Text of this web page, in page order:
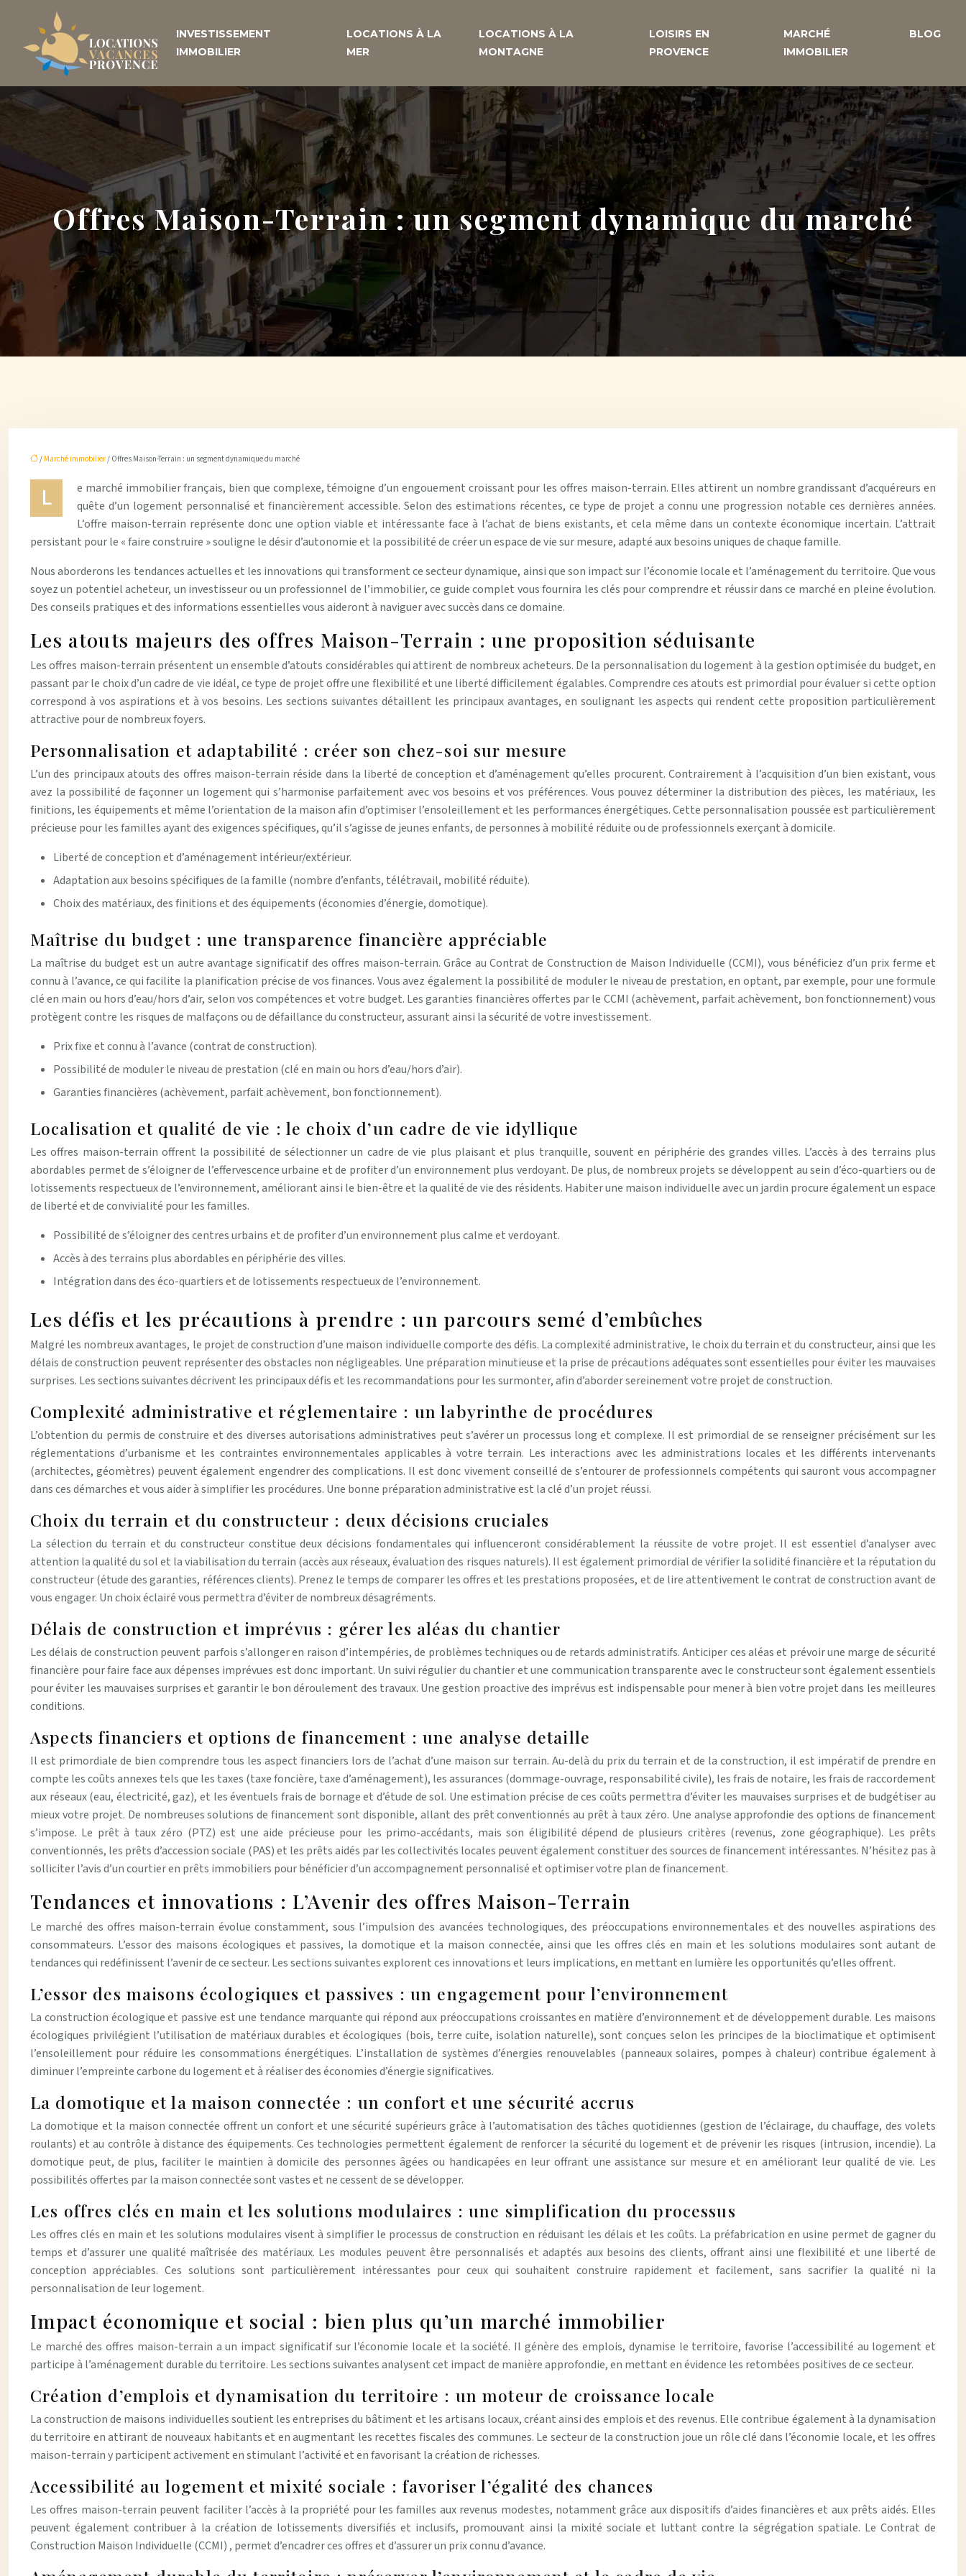
INVESTISSEMENT
IMMOBILIER
LOCATIONS À LA
MER
LOCATIONS À LA
MONTAGNE
LOISIRS EN
PROVENCE
MARCHÉ
IMMOBILIER
BLOG
Offres Maison-Terrain : un segment dynamique du marché
/ Marché immobilier/ Offres Maison-Terrain : un segment dynamique du marché
L
e marché immobilier français, bien que complexe, témoigne d’un engouement croissant pour les offres maison-terrain. Elles attirent un nombre grandissant d’acquéreurs en
quête d’un logement personnalisé et financièrement accessible. Selon des estimations récentes, ce type de projet a connu une progression notable ces dernières années.
L’offre maison-terrain représente donc une option viable et intéressante face à l’achat de biens existants, et cela même dans un contexte économique incertain. L’attrait
persistant pour le « faire construire » souligne le désir d’autonomie et la possibilité de créer un espace de vie sur mesure, adapté aux besoins uniques de chaque famille.
Nous aborderons les tendances actuelles et les innovations qui transforment ce secteur dynamique, ainsi que son impact sur l’économie locale et l’aménagement du territoire. Que vous
soyez un potentiel acheteur, un investisseur ou un professionnel de l’immobilier, ce guide complet vous fournira les clés pour comprendre et réussir dans ce marché en pleine évolution.
Des conseils pratiques et des informations essentielles vous aideront à naviguer avec succès dans ce domaine.
Les atouts majeurs des offres Maison-Terrain : une proposition séduisante
Les offres maison-terrain présentent un ensemble d’atouts considérables qui attirent de nombreux acheteurs. De la personnalisation du logement à la gestion optimisée du budget, en
passant par le choix d’un cadre de vie idéal, ce type de projet offre une flexibilité et une liberté difficilement égalables. Comprendre ces atouts est primordial pour évaluer si cette option
correspond à vos aspirations et à vos besoins. Les sections suivantes détaillent les principaux avantages, en soulignant les aspects qui rendent cette proposition particulièrement
attractive pour de nombreux foyers.
Personnalisation et adaptabilité : créer son chez-soi sur mesure
L’un des principaux atouts des offres maison-terrain réside dans la liberté de conception et d’aménagement qu’elles procurent. Contrairement à l’acquisition d’un bien existant, vous
avez la possibilité de façonner un logement qui s’harmonise parfaitement avec vos besoins et vos préférences. Vous pouvez déterminer la distribution des pièces, les matériaux, les
finitions, les équipements et même l’orientation de la maison afin d’optimiser l’ensoleillement et les performances énergétiques. Cette personnalisation poussée est particulièrement
précieuse pour les familles ayant des exigences spécifiques, qu’il s’agisse de jeunes enfants, de personnes à mobilité réduite ou de professionnels exerçant à domicile.
Liberté de conception et d’aménagement intérieur/extérieur.
Adaptation aux besoins spécifiques de la famille (nombre d’enfants, télétravail, mobilité réduite).
Choix des matériaux, des finitions et des équipements (économies d’énergie, domotique).
Maîtrise du budget : une transparence financière appréciable
La maîtrise du budget est un autre avantage significatif des offres maison-terrain. Grâce au Contrat de Construction de Maison Individuelle (CCMI), vous bénéficiez d’un prix ferme et
connu à l’avance, ce qui facilite la planification précise de vos finances. Vous avez également la possibilité de moduler le niveau de prestation, en optant, par exemple, pour une formule
clé en main ou hors d’eau/hors d’air, selon vos compétences et votre budget. Les garanties financières offertes par le CCMI (achèvement, parfait achèvement, bon fonctionnement) vous
protègent contre les risques de malfaçons ou de défaillance du constructeur, assurant ainsi la sécurité de votre investissement.
Prix fixe et connu à l’avance (contrat de construction).
Possibilité de moduler le niveau de prestation (clé en main ou hors d’eau/hors d’air).
Garanties financières (achèvement, parfait achèvement, bon fonctionnement).
Localisation et qualité de vie : le choix d’un cadre de vie idyllique
Les offres maison-terrain offrent la possibilité de sélectionner un cadre de vie plus plaisant et plus tranquille, souvent en périphérie des grandes villes. L’accès à des terrains plus
abordables permet de s’éloigner de l’effervescence urbaine et de profiter d’un environnement plus verdoyant. De plus, de nombreux projets se développent au sein d’éco-quartiers ou de
lotissements respectueux de l’environnement, améliorant ainsi le bien-être et la qualité de vie des résidents. Habiter une maison individuelle avec un jardin procure également un espace
de liberté et de convivialité pour les familles.
Possibilité de s’éloigner des centres urbains et de profiter d’un environnement plus calme et verdoyant.
Accès à des terrains plus abordables en périphérie des villes.
Intégration dans des éco-quartiers et de lotissements respectueux de l’environnement.
Les défis et les précautions à prendre : un parcours semé d’embûches
Malgré les nombreux avantages, le projet de construction d’une maison individuelle comporte des défis. La complexité administrative, le choix du terrain et du constructeur, ainsi que les
délais de construction peuvent représenter des obstacles non négligeables. Une préparation minutieuse et la prise de précautions adéquates sont essentielles pour éviter les mauvaises
surprises. Les sections suivantes décrivent les principaux défis et les recommandations pour les surmonter, afin d’aborder sereinement votre projet de construction.
Complexité administrative et réglementaire : un labyrinthe de procédures
L’obtention du permis de construire et des diverses autorisations administratives peut s’avérer un processus long et complexe. Il est primordial de se renseigner précisément sur les
réglementations d’urbanisme et les contraintes environnementales applicables à votre terrain. Les interactions avec les administrations locales et les différents intervenants
(architectes, géomètres) peuvent également engendrer des complications. Il est donc vivement conseillé de s’entourer de professionnels compétents qui sauront vous accompagner
dans ces démarches et vous aider à simplifier les procédures. Une bonne préparation administrative est la clé d’un projet réussi.
Choix du terrain et du constructeur : deux décisions cruciales
La sélection du terrain et du constructeur constitue deux décisions fondamentales qui influenceront considérablement la réussite de votre projet. Il est essentiel d’analyser avec
attention la qualité du sol et la viabilisation du terrain (accès aux réseaux, évaluation des risques naturels). Il est également primordial de vérifier la solidité financière et la réputation du
constructeur (étude des garanties, références clients). Prenez le temps de comparer les offres et les prestations proposées, et de lire attentivement le contrat de construction avant de
vous engager. Un choix éclairé vous permettra d’éviter de nombreux désagréments.
Délais de construction et imprévus : gérer les aléas du chantier
Les délais de construction peuvent parfois s’allonger en raison d’intempéries, de problèmes techniques ou de retards administratifs. Anticiper ces aléas et prévoir une marge de sécurité
financière pour faire face aux dépenses imprévues est donc important. Un suivi régulier du chantier et une communication transparente avec le constructeur sont également essentiels
pour éviter les mauvaises surprises et garantir le bon déroulement des travaux. Une gestion proactive des imprévus est indispensable pour mener à bien votre projet dans les meilleures
conditions.
Aspects financiers et options de financement : une analyse detaille
Il est primordiale de bien comprendre tous les aspect financiers lors de l’achat d’une maison sur terrain. Au-delà du prix du terrain et de la construction, il est impératif de prendre en
compte les coûts annexes tels que les taxes (taxe foncière, taxe d’aménagement), les assurances (dommage-ouvrage, responsabilité civile), les frais de notaire, les frais de raccordement
aux réseaux (eau, électricité, gaz), et les éventuels frais de bornage et d’étude de sol. Une estimation précise de ces coûts permettra d’éviter les mauvaises surprises et de budgétiser au
mieux votre projet. De nombreuses solutions de financement sont disponible, allant des prêt conventionnés au prêt à taux zéro. Une analyse approfondie des options de financement
s’impose. Le prêt à taux zéro (PTZ) est une aide précieuse pour les primo-accédants, mais son éligibilité dépend de plusieurs critères (revenus, zone géographique). Les prêts
conventionnés, les prêts d’accession sociale (PAS) et les prêts aidés par les collectivités locales peuvent également constituer des sources de financement intéressantes. N’hésitez pas à
solliciter l’avis d’un courtier en prêts immobiliers pour bénéficier d’un accompagnement personnalisé et optimiser votre plan de financement.
Tendances et innovations : L’Avenir des offres Maison-Terrain
Le marché des offres maison-terrain évolue constamment, sous l’impulsion des avancées technologiques, des préoccupations environnementales et des nouvelles aspirations des
consommateurs. L’essor des maisons écologiques et passives, la domotique et la maison connectée, ainsi que les offres clés en main et les solutions modulaires sont autant de
tendances qui redéfinissent l’avenir de ce secteur. Les sections suivantes explorent ces innovations et leurs implications, en mettant en lumière les opportunités qu’elles offrent.
L’essor des maisons écologiques et passives : un engagement pour l’environnement
La construction écologique et passive est une tendance marquante qui répond aux préoccupations croissantes en matière d’environnement et de développement durable. Les maisons
écologiques privilégient l’utilisation de matériaux durables et écologiques (bois, terre cuite, isolation naturelle), sont conçues selon les principes de la bioclimatique et optimisent
l’ensoleillement pour réduire les consommations énergétiques. L’installation de systèmes d’énergies renouvelables (panneaux solaires, pompes à chaleur) contribue également à
diminuer l’empreinte carbone du logement et à réaliser des économies d’énergie significatives.
La domotique et la maison connectée : un confort et une sécurité accrus
La domotique et la maison connectée offrent un confort et une sécurité supérieurs grâce à l’automatisation des tâches quotidiennes (gestion de l’éclairage, du chauffage, des volets
roulants) et au contrôle à distance des équipements. Ces technologies permettent également de renforcer la sécurité du logement et de prévenir les risques (intrusion, incendie). La
domotique peut, de plus, faciliter le maintien à domicile des personnes âgées ou handicapées en leur offrant une assistance sur mesure et en améliorant leur qualité de vie. Les
possibilités offertes par la maison connectée sont vastes et ne cessent de se développer.
Les offres clés en main et les solutions modulaires : une simplification du processus
Les offres clés en main et les solutions modulaires visent à simplifier le processus de construction en réduisant les délais et les coûts. La préfabrication en usine permet de gagner du
temps et d’assurer une qualité maîtrisée des matériaux. Les modules peuvent être personnalisés et adaptés aux besoins des clients, offrant ainsi une flexibilité et une liberté de
conception appréciables. Ces solutions sont particulièrement intéressantes pour ceux qui souhaitent construire rapidement et facilement, sans sacrifier la qualité ni la
personnalisation de leur logement.
Impact économique et social : bien plus qu’un marché immobilier
Le marché des offres maison-terrain a un impact significatif sur l’économie locale et la société. Il génère des emplois, dynamise le territoire, favorise l’accessibilité au logement et
participe à l’aménagement durable du territoire. Les sections suivantes analysent cet impact de manière approfondie, en mettant en évidence les retombées positives de ce secteur.
Création d’emplois et dynamisation du territoire : un moteur de croissance locale
La construction de maisons individuelles soutient les entreprises du bâtiment et les artisans locaux, créant ainsi des emplois et des revenus. Elle contribue également à la dynamisation
du territoire en attirant de nouveaux habitants et en augmentant les recettes fiscales des communes. Le secteur de la construction joue un rôle clé dans l’économie locale, et les offres
maison-terrain y participent activement en stimulant l’activité et en favorisant la création de richesses.
Accessibilité au logement et mixité sociale : favoriser l’égalité des chances
Les offres maison-terrain peuvent faciliter l’accès à la propriété pour les familles aux revenus modestes, notamment grâce aux dispositifs d’aides financières et aux prêts aidés. Elles
peuvent également contribuer à la création de lotissements diversifiés et inclusifs, promouvant ainsi la mixité sociale et luttant contre la ségrégation spatiale. Le Contrat de
Construction Maison Individuelle (CCMI) , permet d’encadrer ces offres et d’assurer un prix connu d’avance.